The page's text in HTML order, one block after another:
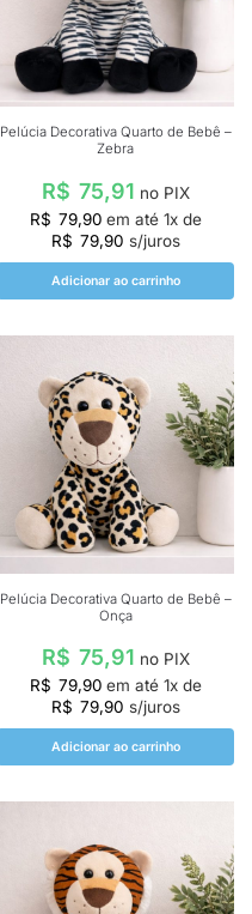
Pelúcia Decorativa Quarto de Bebê –
Zebra
R$ 75,91 no PIX
R$ 79,90 em até 1x de
R$ 79,90 s/juros
Adicionar ao carrinho
Pelúcia Decorativa Quarto de Bebê –
Onça
R$ 75,91 no PIX
R$ 79,90 em até 1x de
R$ 79,90 s/juros
Adicionar ao carrinho